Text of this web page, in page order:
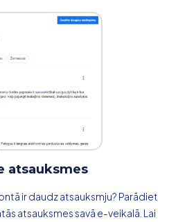
atsauksmes
ir daudz atsauksmju? Parādiet
atsauksmes savā e-veikalā. Lai